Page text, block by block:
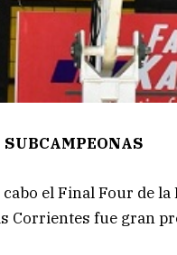
el Final Four de
Corrientes fue gran